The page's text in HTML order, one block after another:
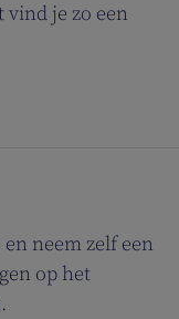
vind je zo een
neem zelf een
op het